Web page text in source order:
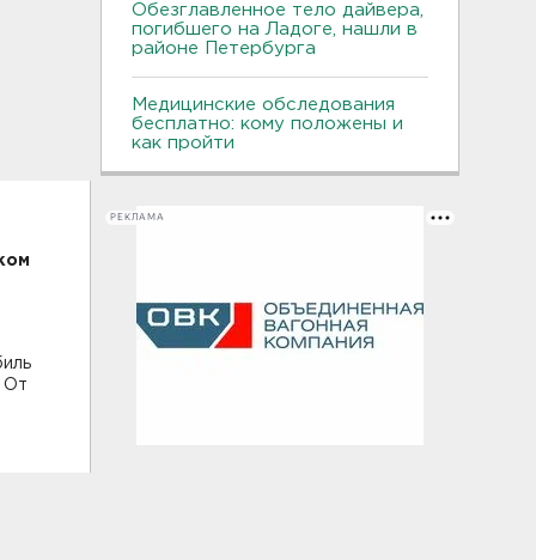
От
Обезглавленное тело дайвера,
погибшего на Ладоге, нашли в
районе Петербурга
Медицинские обследования
бесплатно: кому положены и
как пройти
РЕКЛАМА